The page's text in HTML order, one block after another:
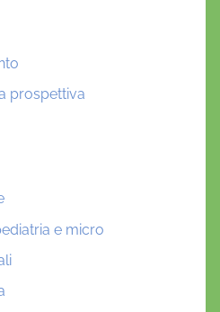
prospettiva
e micro